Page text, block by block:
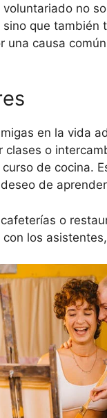
no
que también
una causa
en la vida
clases o
de cocina.
de
o
los